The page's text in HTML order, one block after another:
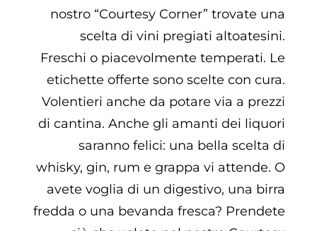
nostro “Courtesy Corner” trovate una
scelta di vini pregiati altoatesini.
Freschi o piacevolmente temperati. Le
etichette offerte sono scelte con cura.
Volentieri anche da potare via a prezzi
di cantina. Anche gli amanti dei liquori
saranno felici: una bella scelta di
whisky, gin, rum e grappa vi attende. O
avete voglia di un digestivo, una birra
fredda o una bevanda fresca? Prendete